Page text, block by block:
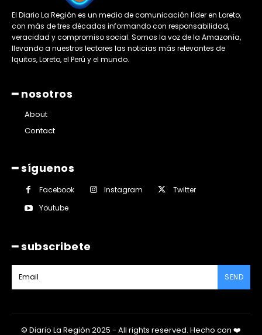
El Diario La Región es un medio de comunicación líder en Loreto,
con más de tres décadas informando con responsabilidad,
veracidad y compromiso social. Somos la voz de la Amazonía,
llevando a nuestros lectores las noticias más relevantes de
Iquitos, Loreto, el Perú y el mundo.
━ nosotros
About
Contact
━ síguenos
Facebook Instagram
Twitter
Youtube
━ subscribete
SEND
© Diario La Región 2025 - All rights reserved. Hecho con ❤️